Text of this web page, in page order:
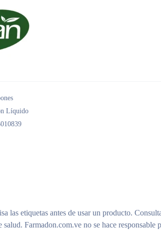
Líquido
las etiquetas antes de usar un producto.
Farmadon.com.ve no se hace responsable